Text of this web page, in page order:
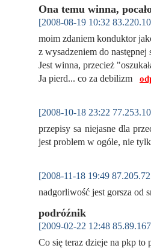
Ona temu winna,
[2008-08-19 10:32
moim zdaniem konduktor
z wysadzeniem do
Jest winna, przecież
Ja pierd... co za debilizm
[2008-10-18 23:22
przepisy sa niejasne dla
jest problem w ogóle, nie
[2008-11-18 19:49
nadgorliwość jest gorsza
podróźnik
[2009-02-22 12:48
Co się teraz dzieje na pkp